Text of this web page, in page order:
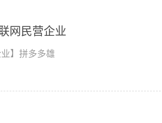
网民营企业
】拼多多雄